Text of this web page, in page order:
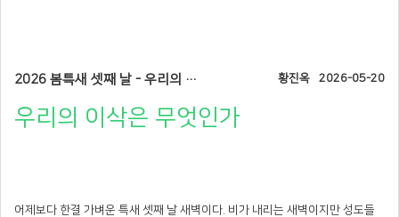
2026 봄특새 셋째 날 - 우리의 이삭은 무엇인가 2026-05-20
황진옥
우리의 이삭은 무엇인가
어제보다 한결 가벼운 특새 셋째 날 새벽이다. 비가 내리는 새벽이지만 성도들